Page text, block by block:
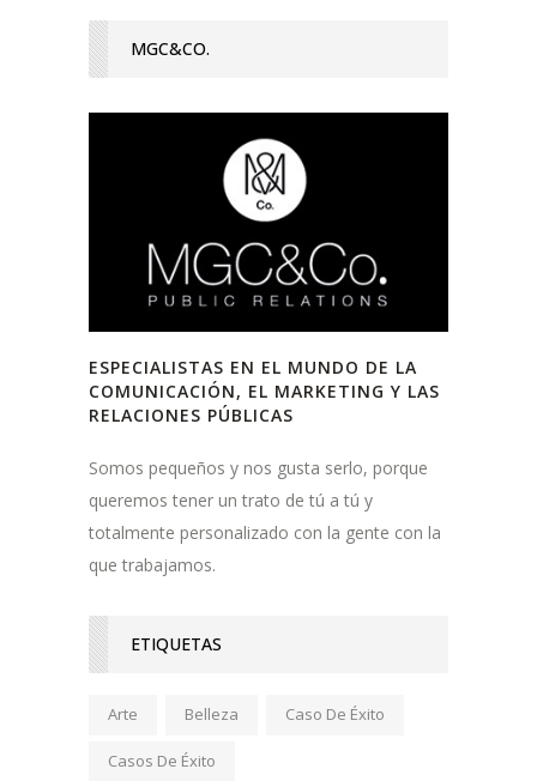
MGC&CO.
ESPECIALISTAS EN EL MUNDO DE LA
COMUNICACIÓN, EL MARKETING Y LAS
RELACIONES PÚBLICAS
Somos pequeños y nos gusta serlo, porque
queremos tener un trato de tú a tú y
totalmente personalizado con la gente con la
que trabajamos.
ETIQUETAS
Arte Belleza Caso De Éxito
Casos De Éxito